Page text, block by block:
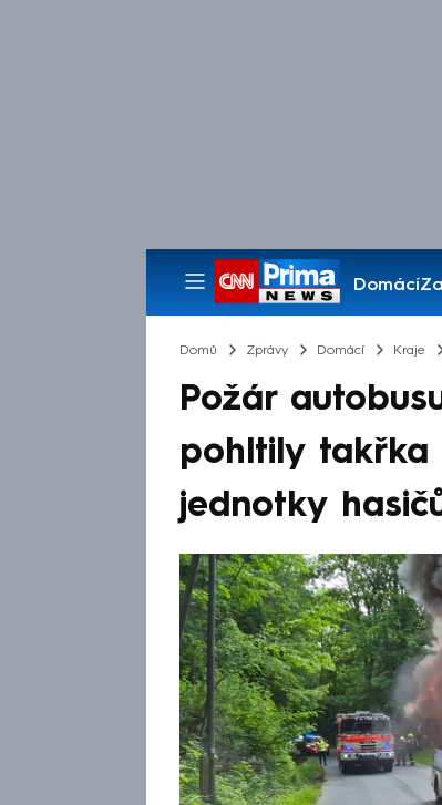
Domácí
Pořady
Domů Zprávy Domácí Kraje
Požár
pohltily takřka
jednotky